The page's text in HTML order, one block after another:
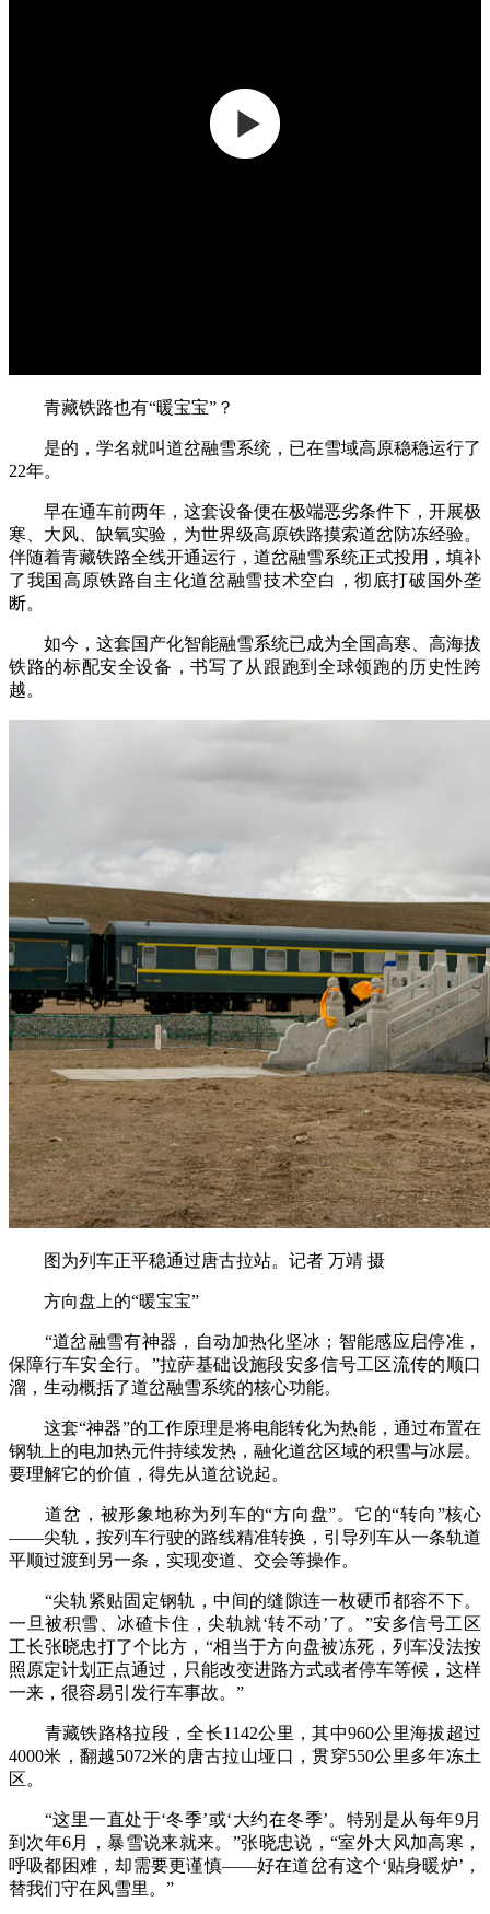
青藏铁路也有“暖宝宝”？
是的，学名就叫道岔融雪系统，已在雪域高原稳稳运行了
22年。
早在通车前两年，这套设备便在极端恶劣条件下，开展极
寒、大风、缺氧实验，为世界级高原铁路摸索道岔防冻经验。
伴随着青藏铁路全线开通运行，道岔融雪系统正式投用，填补
了我国高原铁路自主化道岔融雪技术空白，彻底打破国外垄
断。
如今，这套国产化智能融雪系统已成为全国高寒、高海拔
铁路的标配安全设备，书写了从跟跑到全球领跑的历史性跨
越。
图为列车正平稳通过唐古拉站。记者 万靖 摄
方向盘上的“暖宝宝”
“道岔融雪有神器，自动加热化坚冰；智能感应启停准，
保障行车安全行。”拉萨基础设施段安多信号工区流传的顺口
溜，生动概括了道岔融雪系统的核心功能。
这套“神器”的工作原理是将电能转化为热能，通过布置在
钢轨上的电加热元件持续发热，融化道岔区域的积雪与冰层。
要理解它的价值，得先从道岔说起。
道岔，被形象地称为列车的“方向盘”。它的“转向”核心
——尖轨，按列车行驶的路线精准转换，引导列车从一条轨道
平顺过渡到另一条，实现变道、交会等操作。
“尖轨紧贴固定钢轨，中间的缝隙连一枚硬币都容不下。
一旦被积雪、冰碴卡住，尖轨就‘转不动’了。”安多信号工区
工长张晓忠打了个比方，“相当于方向盘被冻死，列车没法按
照原定计划正点通过，只能改变进路方式或者停车等候，这样
一来，很容易引发行车事故。”
青藏铁路格拉段，全长1142公里，其中960公里海拔超过
4000米，翻越5072米的唐古拉山垭口，贯穿550公里多年冻土
区。
“这里一直处于‘冬季’或‘大约在冬季’。特别是从每年9月
到次年6月，暴雪说来就来。”张晓忠说，“室外大风加高寒，
呼吸都困难，却需要更谨慎——好在道岔有这个‘贴身暖炉’，
替我们守在风雪里。”